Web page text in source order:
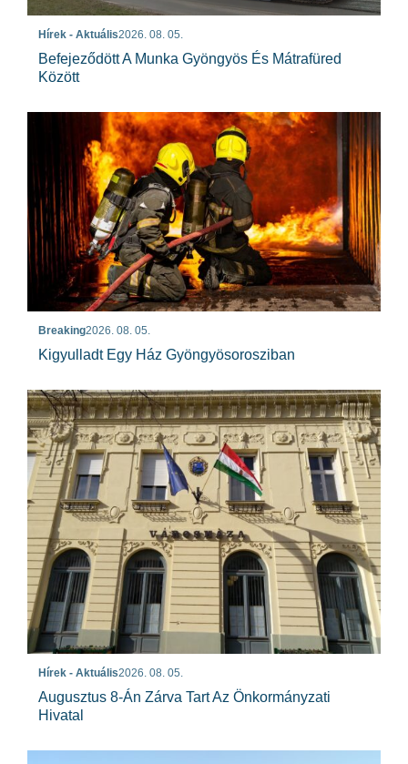
Hírek - Aktuális2026. 08. 05.
Befejeződött A Munka Gyöngyös És Mátrafüred
Között
Breaking2026. 08. 05.
Kigyulladt Egy Ház Gyöngyösorosziban
Hírek - Aktuális2026. 08. 05.
Augusztus 8-Án Zárva Tart Az Önkormányzati
Hivatal